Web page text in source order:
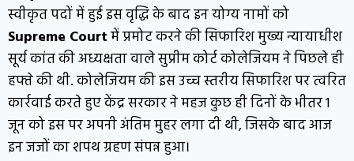
स्वीकृत पदों में हुई इस वृद्धि के बाद इन योग्य नामों को
Supreme Courtमें प्रमोट करने की सिफारिश मुख्य न्यायाधीश
सूर्य कांत की अध्यक्षता वाले सुप्रीम कोर्ट कोलेजियम ने पिछले ही
हफ्ते की थी. कोलेजियम की इस उच्च स्तरीय सिफारिश पर त्वरित
कार्रवाई करते हुए केंद्र सरकार ने महज कुछ ही दिनों के भीतर 1
जून को इस पर अपनी अंतिम मुहर लगा दी थी, जिसके बाद आज
इन जजों का शपथ ग्रहण संपन्न हुआ।